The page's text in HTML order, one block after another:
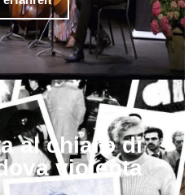
al chiaro di
violenta